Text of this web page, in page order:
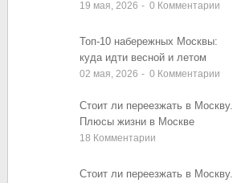
19 мая, 2026 - 0 Комментарии
Топ-10 набережных Москвы:
куда идти весной и летом
02 мая, 2026 - 0 Комментарии
Стоит ли переезжать в Москву.
Плюсы жизни в Москве
18 Комментарии
Стоит ли переезжать в Москву.